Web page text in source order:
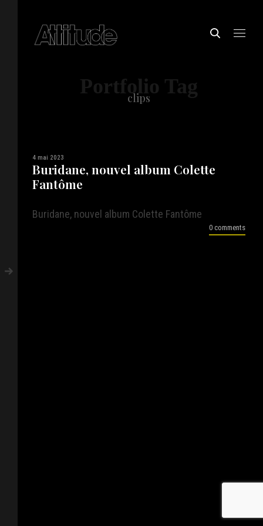
Portfolio Tag
clips
4 mai 2023
Buridane, nouvel album Colette
Fantôme
Buridane, nouvel album Colette Fantôme
0 comments